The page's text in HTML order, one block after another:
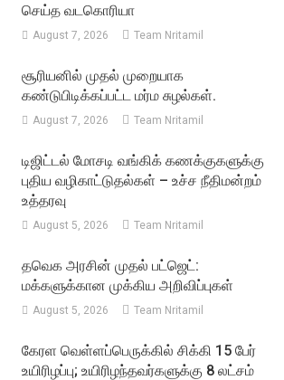
செய்த வடகொரியா
August 7, 2026 Team Nritamil
சூரியனில் முதல் முறையாக
கண்டுபிடிக்கப்பட்ட மர்ம சுழல்கள்.
August 7, 2026 Team Nritamil
டிஜிட்டல் மோசடி வங்கிக் கணக்குகளுக்கு
புதிய வழிகாட்டுதல்கள் – உச்ச நீதிமன்றம்
உத்தரவு
August 5, 2026 Team Nritamil
தவெக அரசின் முதல் பட்ஜெட்:
மக்களுக்கான முக்கிய அறிவிப்புகள்
August 5, 2026 Team Nritamil
கேரள வெள்ளப்பெருக்கில் சிக்கி 15 பேர்
உயிரிழப்பு; உயிரிழந்தவர்களுக்கு 8 லட்சம்